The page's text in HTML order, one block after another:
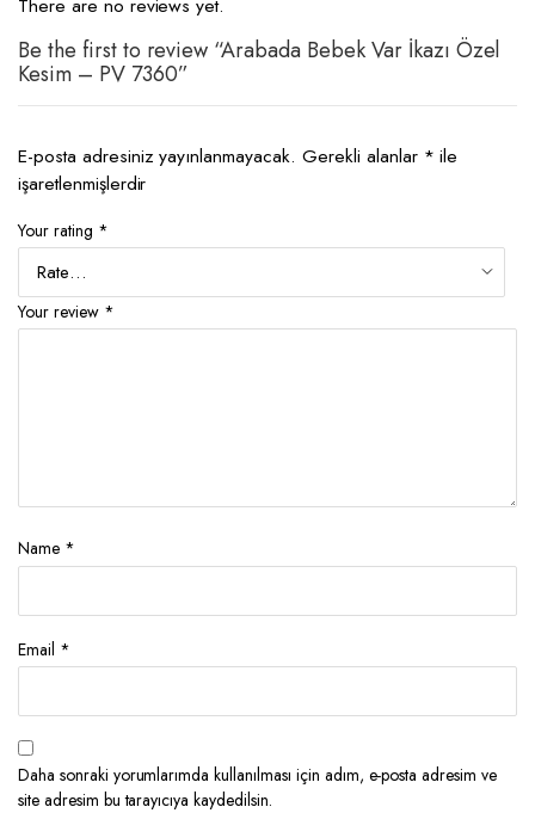
Be the first to review “Arabada Bebek Var İkazı Özel
Kesim – PV 7360”
E-posta adresiniz yayınlanmayacak. Gerekli alanlar * ile
işaretlenmişlerdir
Your rating *
Your review *
Name *
Email *
Daha sonraki yorumlarımda kullanılması için adım, e-posta adresim ve
site adresim bu tarayıcıya kaydedilsin.